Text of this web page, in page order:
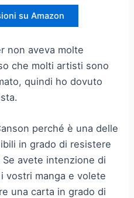
su Amazon
non aveva molte
che molti artisti sono
quindi ho dovuto
perché è una delle
in grado di resistere
Se avete intenzione di
vostri manga e volete
una carta in grado di